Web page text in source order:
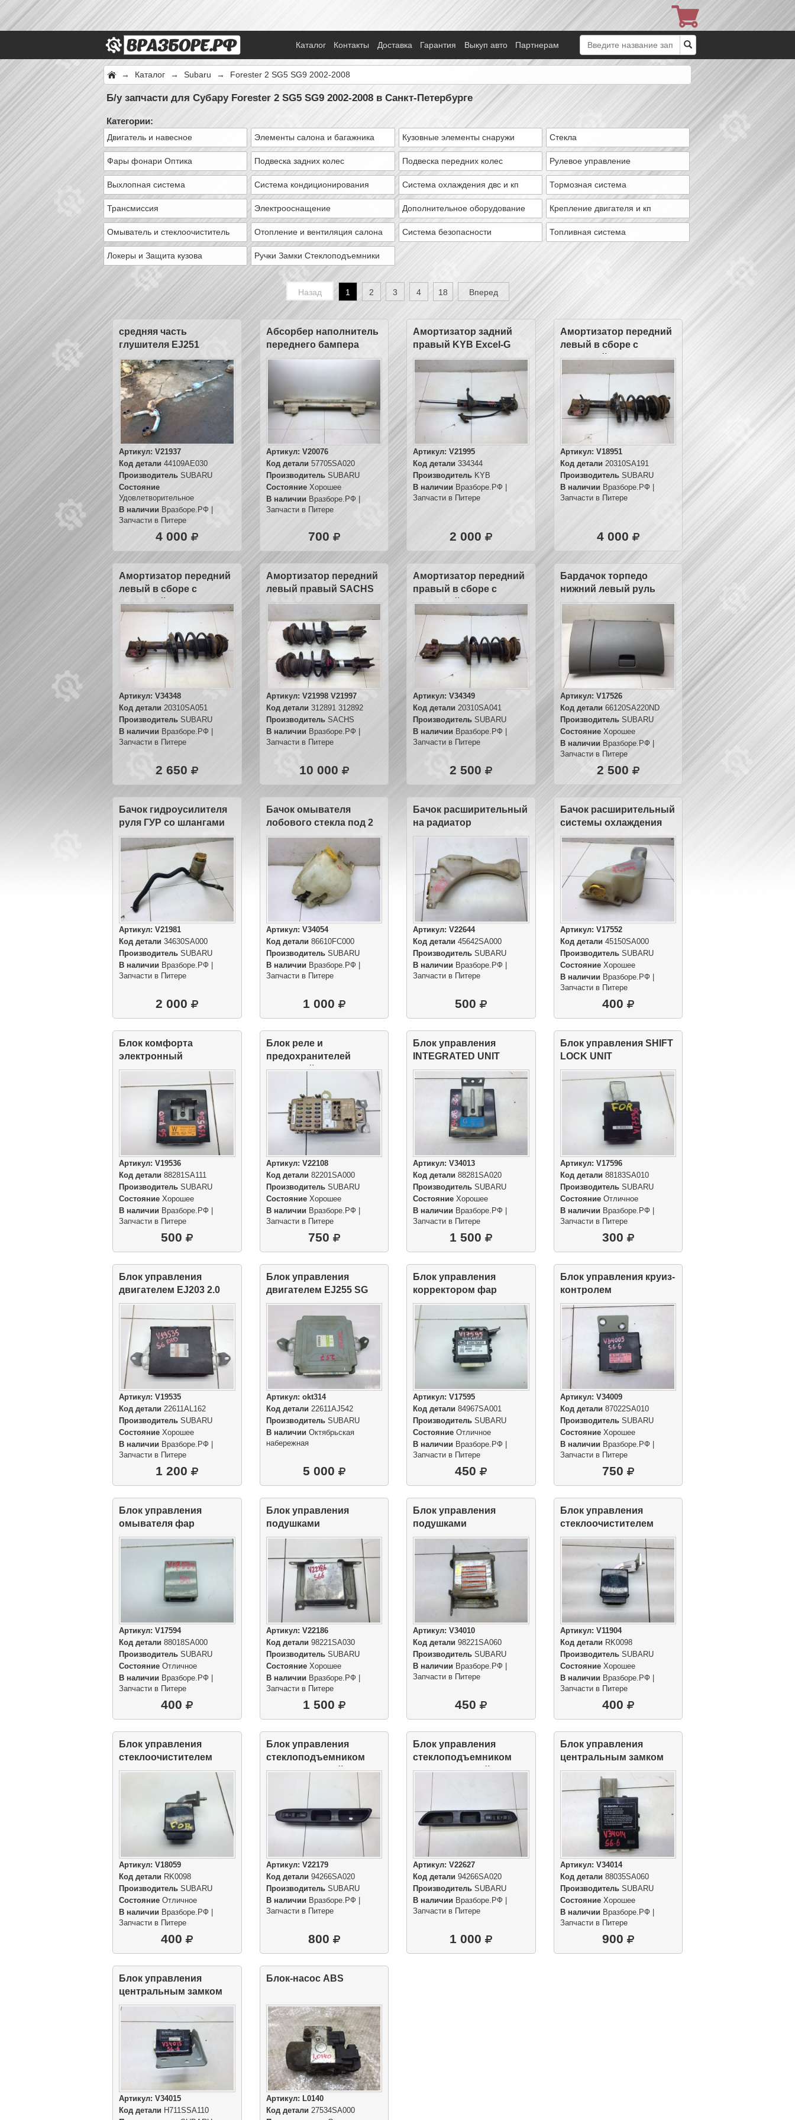
Каталог Контакты Доставка Гарантия Выкуп авто Партнерам
→ Каталог → Subaru → Forester 2 SG5 SG9 2002-2008
Б/у запчасти для Субару Forester 2 SG5 SG9 2002-2008 в Санкт-Петербурге
Категории:
Двигатель и навесное Элементы салона и багажника Кузовные элементы снаружи Стекла
Фары фонари Оптика Подвеска задних колес Подвеска передних колес Рулевое управление
Выхлопная система Система кондиционирования Система охлаждения двс и кп Тормозная система
Трансмиссия Электрооснащение Дополнительное оборудование Крепление двигателя и кп
Омыватель и стеклоочиститель Отопление и вентиляция салона Система безопасности Топливная система
Локеры и Защита кузова Ручки Замки Стеклоподъемники
Назад 1 2 3 4 18 Вперед
средняя часть
глушителя EJ251
Артикул: V21937
Код детали 44109AE030
Производитель SUBARU
Состояние
Удовлетворительное
В наличии Вразборе.РФ |
Запчасти в Питере
4 000
Абсорбер наполнитель
переднего бампера
Артикул: V20076
Код детали57705SA020
ПроизводительSUBARU
СостояниеХорошее
В наличии Вразборе.РФ |
Запчасти в Питере
700
Амортизатор задний
правый KYB Excel-G
Артикул: V21995
Код детали 334344
Производитель KYB
В наличии Вразборе.РФ |
Запчасти в Питере
2 000
Амортизатор передний
левый в сборе с
пружиной
Артикул: V18951
Код детали 20310SA191
ПроизводительSUBARU
В наличии Вразборе.РФ |
Запчасти в Питере
4 000
Амортизатор передний
левый в сборе с
пружиной
Артикул: V34348
Код детали 20310SA051
Производитель SUBARU
В наличии Вразборе.РФ |
Запчасти в Питере
2 650
Амортизатор передний
левый правый SACHS
пара 2шт
Артикул: V21998 V21997
Код детали 312891 312892
ПроизводительSACHS
В наличии Вразборе.РФ |
Запчасти в Питере
10 000
Амортизатор передний
правый в сборе с
пружиной
Артикул: V34349
Код детали 20310SA041
Производитель SUBARU
В наличии Вразборе.РФ |
Запчасти в Питере
2 500
Бардачок торпедо
нижний левый руль
Артикул: V17526
Код детали 66120SA220ND
ПроизводительSUBARU
СостояниеХорошее
В наличии Вразборе.РФ |
Запчасти в Питере
2 500
Бачок гидроусилителя
руля ГУР со шлангами
Артикул: V21981
Код детали 34630SA000
Производитель SUBARU
В наличии Вразборе.РФ |
Запчасти в Питере
2 000
Бачок омывателя
лобового стекла под 2
насоса
Артикул: V34054
Код детали 86610FC000
ПроизводительSUBARU
В наличии Вразборе.РФ |
Запчасти в Питере
1 000
Бачок расширительный
на радиатор
Артикул: V22644
Код детали 45642SA000
Производитель SUBARU
В наличии Вразборе.РФ |
Запчасти в Питере
500
Бачок расширительный
системы охлаждения
Артикул: V17552
Код детали 45150SA000
ПроизводительSUBARU
СостояниеХорошее
В наличии Вразборе.РФ |
Запчасти в Питере
400
Блок комфорта
электронный
Артикул: V19536
Код детали 88281SA111
Производитель SUBARU
Состояние Хорошее
В наличии Вразборе.РФ |
Запчасти в Питере
500
Блок реле и
предохранителей
салонный
Артикул: V22108
Код детали 82201SA000
ПроизводительSUBARU
СостояниеХорошее
В наличии Вразборе.РФ |
Запчасти в Питере
750
Блок управления
INTEGRATED UNIT
Артикул: V34013
Код детали 88281SA020
Производитель SUBARU
Состояние Хорошее
В наличии Вразборе.РФ |
Запчасти в Питере
1 500
Блок управления SHIFT
LOCK UNIT
Артикул: V17596
Код детали 88183SA010
ПроизводительSUBARU
СостояниеОтличное
В наличии Вразборе.РФ |
Запчасти в Питере
300
Блок управления
двигателем EJ203 2.0
Артикул: V19535
Код детали 22611AL162
Производитель SUBARU
Состояние Хорошее
В наличии Вразборе.РФ |
Запчасти в Питере
1 200
Блок управления
двигателем EJ255 SG
STI
Артикул: okt314
Код детали 22611AJ542
ПроизводительSUBARU
В наличии Октябрьская
набережная
5 000
Блок управления
корректором фар
Артикул: V17595
Код детали 84967SA001
Производитель SUBARU
Состояние Отличное
В наличии Вразборе.РФ |
Запчасти в Питере
450
Блок управления круиз-
контролем
Артикул: V34009
Код детали 87022SA010
ПроизводительSUBARU
СостояниеХорошее
В наличии Вразборе.РФ |
Запчасти в Питере
750
Блок управления
омывателя фар
Артикул: V17594
Код детали 88018SA000
Производитель SUBARU
Состояние Отличное
В наличии Вразборе.РФ |
Запчасти в Питере
400
Блок управления
подушками
безопасности SRS
AirBag
Артикул: V22186
Код детали 98221SA030
ПроизводительSUBARU
СостояниеХорошее
В наличии Вразборе.РФ |
Запчасти в Питере
1 500
Блок управления
подушками
безопасности SRS
Артикул: V34010
Код детали 98221SA060
Производитель SUBARU
В наличии Вразборе.РФ |
Запчасти в Питере
450
Блок управления
стеклоочистителем
Реле
Артикул: V11904
Код детали RK0098
ПроизводительSUBARU
СостояниеХорошее
В наличии Вразборе.РФ |
Запчасти в Питере
400
Блок управления
стеклоочистителем
Реле
Артикул: V18059
Код детали RK0098
Производитель SUBARU
Состояние Отличное
В наличии Вразборе.РФ |
Запчасти в Питере
400
Блок управления
стеклоподъемником
двери передний
Артикул: V22179
Код детали 94266SA020
ПроизводительSUBARU
В наличии Вразборе.РФ |
Запчасти в Питере
800
Блок управления
стеклоподъемником
двери передний
Артикул: V22627
Код детали 94266SA020
Производитель SUBARU
В наличии Вразборе.РФ |
Запчасти в Питере
1 000
Блок управления
центральным замком
Артикул: V34014
Код детали 88035SA060
ПроизводительSUBARU
СостояниеХорошее
В наличии Вразборе.РФ |
Запчасти в Питере
900
Блок управления
центральным замком
SUBARU Security Unit
Артикул: V34015
Код детали H711SSA110
Блок-насос ABS
Артикул: L0140
Код детали 27534SA000